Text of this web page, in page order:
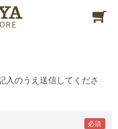
入のうえ送信してくださ